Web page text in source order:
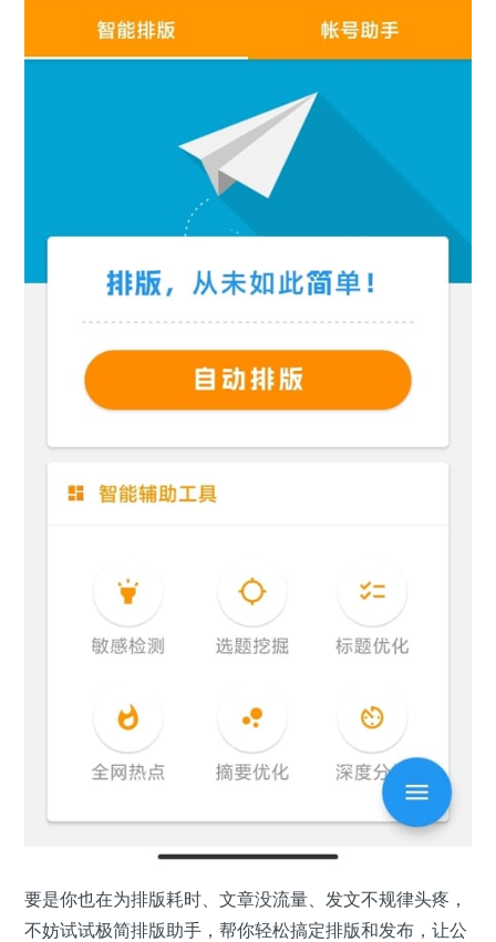
要是你也在为排版耗时、文章没流量、发文不规律头疼，
不妨试试极简排版助手，帮你轻松搞定排版和发布，让公